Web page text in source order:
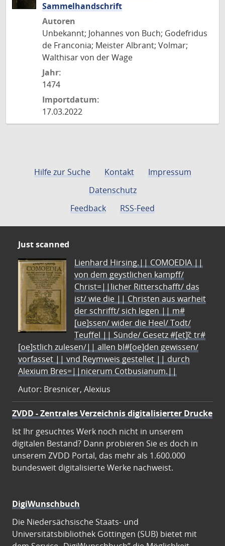
Sammelhandschrift
Autoren
Unbekannt; Johannes von Buch; Godefridus
de Franconia; Meister Albrant; Volmar;
Walthisar von der Wage
Jahr:
1474
Importdatum:
17.03.2022
Hilfe zur Suche Kontakt
Impressum
Datenschutz
Feedback
RSS-Feed
Just scanned
Lienhard Hirsing.|| COMOEDIA ||
von dem geystlichen kampff/
Christ=||licher Ritterschafft/ das
ist/ wie die || Christen aus warheit
der schrifft/ sich legen || m#
[ue]ssen/ wider die Heel/ Todt/
Teuffel || Sünde/ Gesetz #[et]c̃ tr#
[oe]stlich zulesen/|| allen bl#[oe]den gewissen/
vorfasset || vnd Reymweis gestellet || durch
Alexium Bres=||nicerum Cotbusianum.||
Autor: Bresnicer, Alexius
ZVDD - Zentrales Verzeichnis digitalisierter Drucke
Ist Ihr gesuchtes Werk noch nicht in unserem
digitalen Bestand? Dann probieren Sie es doch in
unserem ZVDD Portal, das mehr als 1.600.000
bundesweit digitalisierte Werke nachweist.
DigiWunschbuch
Die Niedersächsische Staats- und
Universitätsbibliothek Göttingen (SUB) bietet mit